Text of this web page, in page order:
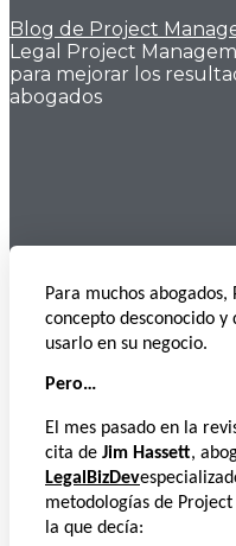
Blog de Project
Legal Project
para mejorar los
abogados
Para muchos
concepto desconocido y
usarlo en su negocio.
Pero…
El mes pasado en la
cita de Jim Hassett,
LegalBizDev
metodologías de
la que decía: